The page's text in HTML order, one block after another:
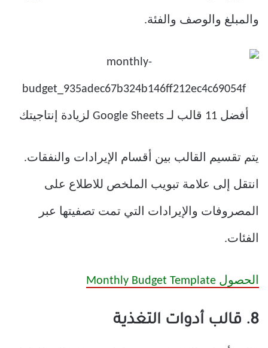
والمبلغ والوصف والفئة.
يتم تقسيم القالب بين أقسام الإيرادات والنفقات.
انتقل إلى علامة تبويب الملخص للاطلاع على
المصروفات والإيرادات التي تمت تصفيتها عبر
الفئات.
الحصول Monthly Budget Template
8. قالب أدوات التغذية